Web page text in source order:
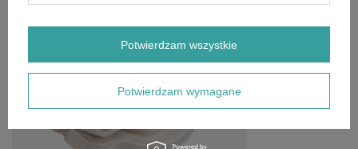
Potwierdzam wymagane
Potwierdzam wszystkie